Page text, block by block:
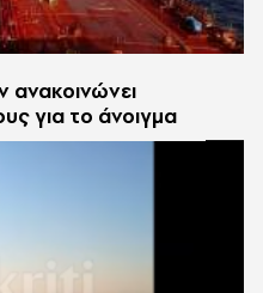
ανακοινώνει
για το άνοιγμα